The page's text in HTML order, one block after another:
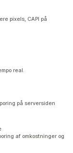
pixels, CAPI på
real.
på serversiden
af omkostninger og